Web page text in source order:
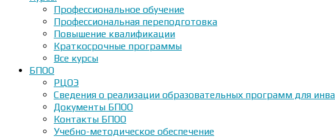
Профессиональное обучение
Профессиональная переподготовка
Повышение квалификации
Краткосрочные программы
Все курсы
БПОО
РЦОЭ
Сведения о реализации образовательных программ для
Документы БПОО
Контакты БПОО
Учебно-методическое обеспечение